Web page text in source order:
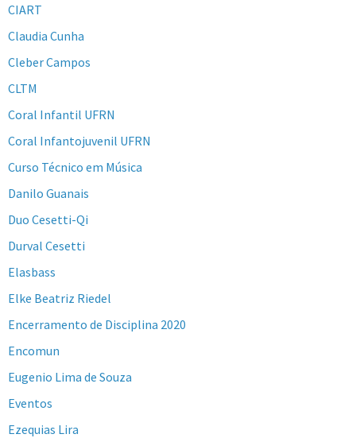
CIART
Claudia Cunha
Cleber Campos
CLTM
Coral Infantil UFRN
Coral Infantojuvenil UFRN
Curso Técnico em Música
Danilo Guanais
Duo Cesetti-Qi
Durval Cesetti
Elasbass
Elke Beatriz Riedel
Encerramento de Disciplina 2020
Encomun
Eugenio Lima de Souza
Eventos
Ezequias Lira